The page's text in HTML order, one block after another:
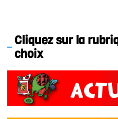
Cliquez sur la
choix